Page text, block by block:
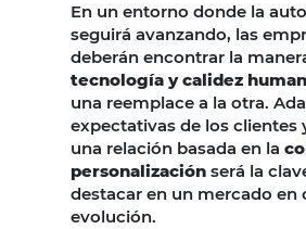
En un entorno donde la
seguirá avanzando, las
deberán encontrar la
tecnología y calidez
una reemplace a la otra.
expectativas de los clientes
una relación basada en la
personalización será la
destacar en un mercado en
evolución.